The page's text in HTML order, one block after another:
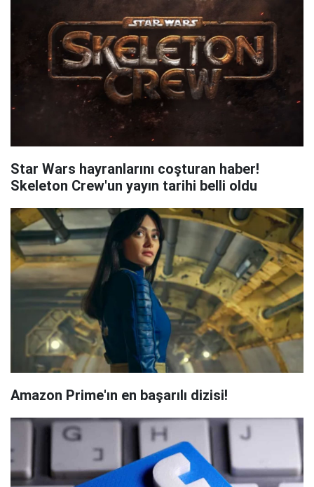
Star Wars hayranlarını coşturan haber!
Skeleton Crew'un yayın tarihi belli oldu
Amazon Prime'ın en başarılı dizisi!